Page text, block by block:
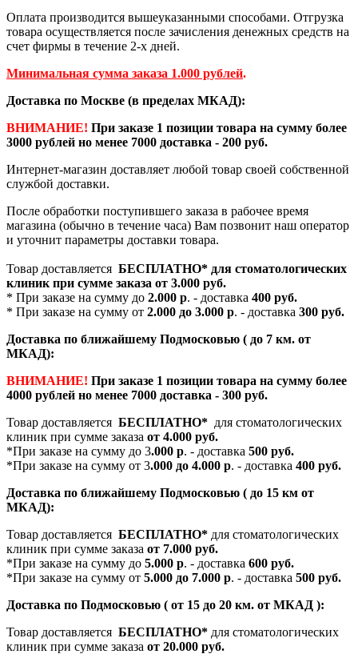
Оплата производится вышеуказанными способами. Отгрузка
товара осуществляется после зачисления денежных средств на
счет фирмы в течение 2-х дней.
Минимальная сумма заказа 1.000 рублей.
Доставка по Москве (в пределах МКАД):
ВНИМАНИЕ! При заказе 1 позиции товара на сумму более
3000 рублей но менее 7000 доставка - 200 руб.
Интернет-магазин доставляет любой товар своей собственной
службой доставки.
После обработки поступившего заказа в рабочее время
магазина (обычно в течение часа) Вам позвонит наш оператор
и уточнит параметры доставки товара.
Товар доставляется БЕСПЛАТНО* для стоматологических
клиник при сумме заказа от 3.000 руб.
* При заказе на сумму до 2.000 р. - доставка 400 руб.
* При заказе на сумму от 2.000 до 3.000 р. - доставка 300 руб.
Доставка по ближайшему Подмосковью ( до 7 км. от
МКАД):
ВНИМАНИЕ! При заказе 1 позиции товара на сумму более
4000 рублей но менее 7000 доставка - 300 руб.
Товар доставляется БЕСПЛАТНО* для стоматологических
клиник при сумме заказа от 4.000 руб.
*При заказе на сумму до 3.000 р. - доставка 500 руб.
*При заказе на сумму от 3.000 до 4.000 р. - доставка 400 руб.
Доставка по ближайшему Подмосковью ( до 15 км от
МКАД):
Товар доставляется БЕСПЛАТНО* для стоматологических
клиник при сумме заказа от 7.000 руб.
*При заказе на сумму до 5.000 р. - доставка 600 руб.
*При заказе на сумму от 5.000 до 7.000 р. - доставка 500 руб.
Доставка по Подмосковью ( от 15 до 20 км. от МКАД ):
Товар доставляется БЕСПЛАТНО* для стоматологических
клиник при сумме заказа от 20.000 руб.